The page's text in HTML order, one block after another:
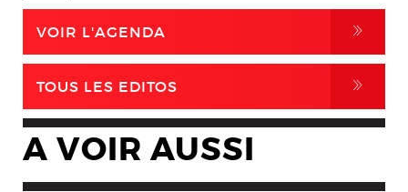
VOIR L'AGENDA ,
TOUS LES EDITOS ,
A VOIR AUSSI